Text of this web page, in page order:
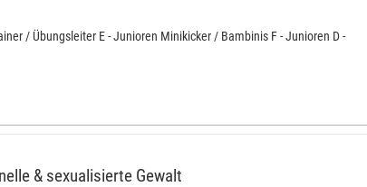
/ Übungsleiter E - Junioren Minikicker / Bambinis F - Junioren D -
& sexualisierte Gewalt